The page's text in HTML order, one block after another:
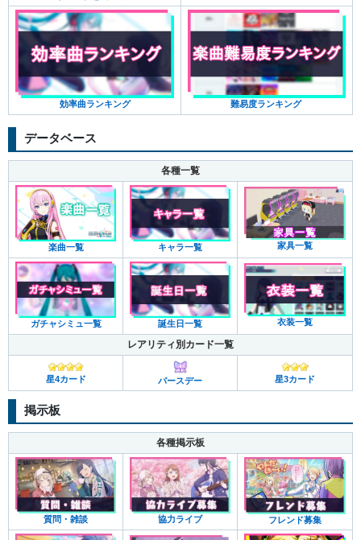
効率曲ランキング 難易度ランキング
データベース
各種一覧
楽曲一覧 キャラ一覧 家具一覧
ガチャシミュ一覧 誕生日一覧 衣装一覧
レアリティ別カード一覧
星4カード バースデー 星3カード
掲示板
各種掲示板
質問・雑談 協力ライブ フレンド募集